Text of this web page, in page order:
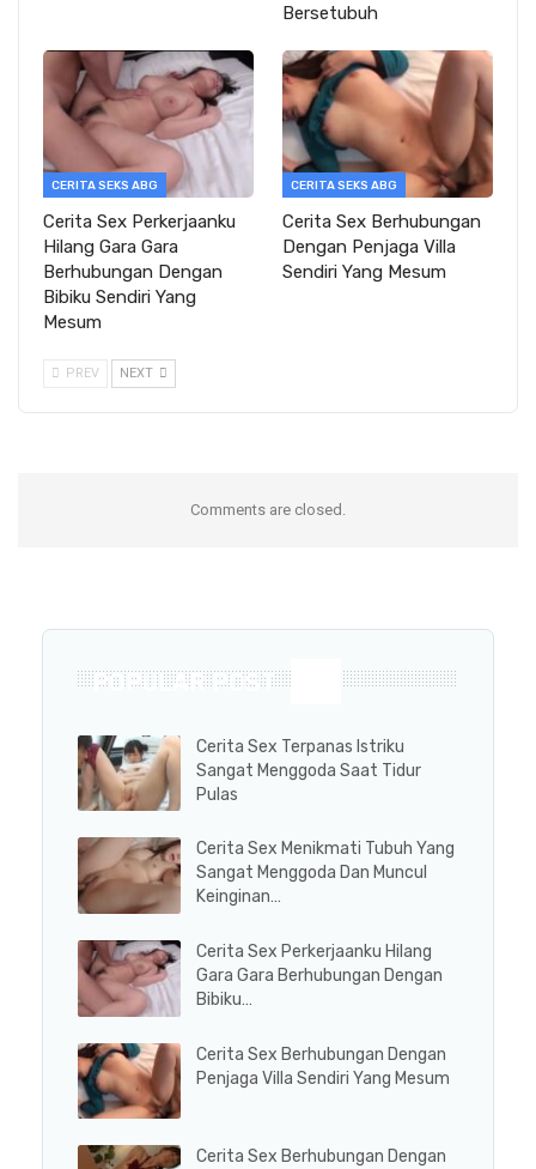
Bersetubuh
CERITA SEKS ABG
Cerita Sex Perkerjaanku
Hilang Gara Gara
Berhubungan Dengan
Bibiku Sendiri Yang
Mesum
CERITA SEKS ABG
Cerita Sex Berhubungan
Dengan Penjaga Villa
Sendiri Yang Mesum
PREV NEXT
Comments are closed.
POPULAR POST
Cerita Sex Terpanas Istriku
Sangat Menggoda Saat Tidur
Pulas
Cerita Sex Menikmati Tubuh Yang
Sangat Menggoda Dan Muncul
Keinginan…
Cerita Sex Perkerjaanku Hilang
Gara Gara Berhubungan Dengan
Bibiku…
Cerita Sex Berhubungan Dengan
Penjaga Villa Sendiri Yang Mesum
Cerita Sex Berhubungan Dengan